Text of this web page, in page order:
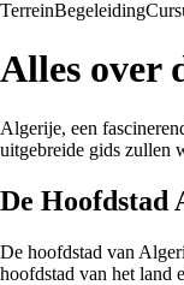
TerreinBegeleiding
Alles over
Algerije, een
uitgebreide gids zullen
De Hoofdstad
De hoofdstad van
hoofdstad van het land